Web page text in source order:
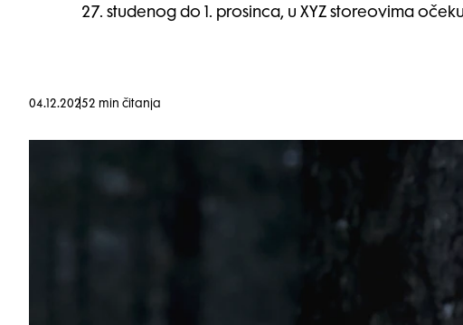
27. studenog do 1. prosinca, u XYZ storeovima
04.12.20252 min čitanja